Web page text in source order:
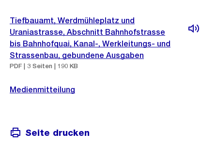
Tiefbauamt, Werdmühleplatz und
Uraniastrasse, Abschnitt Bahnhofstrasse
bis Bahnhofquai, Kanal-, Werkleitungs- und
Strassenbau, gebundene Ausgaben
PDF | 3 Seiten | 190 KB
Medienmitteilung
Seite drucken